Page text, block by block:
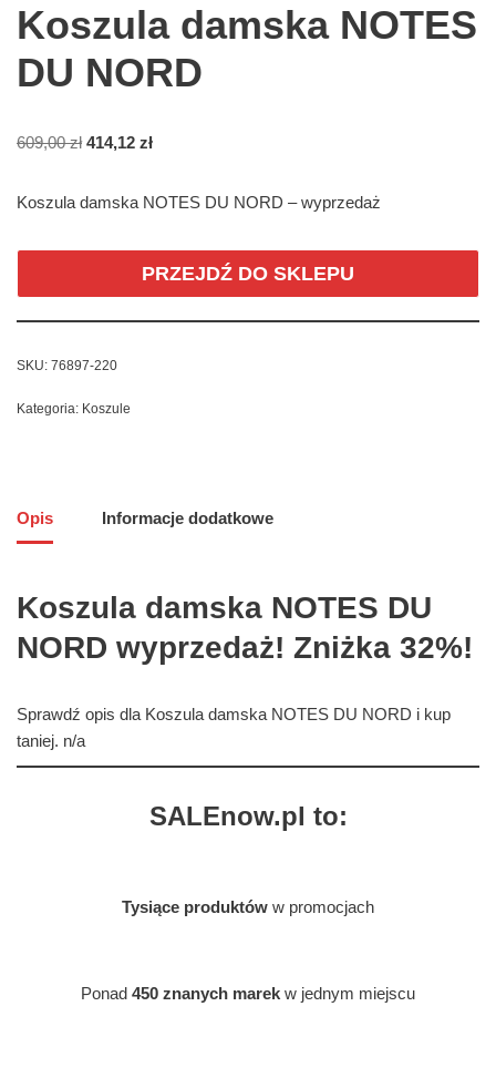
Koszula damska NOTES
DU NORD
609,00zł 414,12 zł
Koszula damska NOTES DU NORD – wyprzedaż
PRZEJDŹ DO SKLEPU
SKU: 76897-220
Kategoria: Koszule
Opis Informacje dodatkowe
Koszula damska NOTES DU
NORD wyprzedaż! Zniżka 32%!
Sprawdź opis dla Koszula damska NOTES DU NORD i kup
taniej. n/a
SALEnow.pl to:
Tysiące produktów w promocjach
Ponad 450 znanych marek w jednym miejscu